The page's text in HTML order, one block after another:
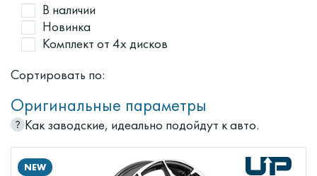
В наличии
Новинка
Комплект от 4х дисков
Сортировать по:
Оригинальные параметры
Как заводские, идеально подойдут к авто.
NEW